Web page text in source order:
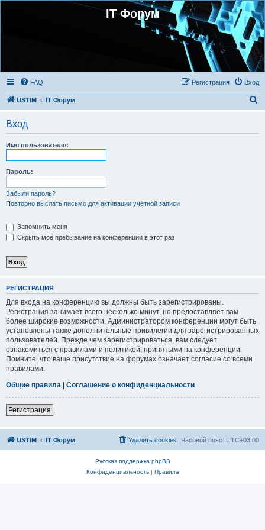
IT Форум
FAQ Вход
Регистрация
USTIM IT Форум
Вход
Имя пользователя:
Пароль:
Забыли пароль?
Повторно выслать письмо для активации учётной записи
Запомнить меня
Скрыть моё пребывание на конференции в этот раз
РЕГИСТРАЦИЯ
Для входа на конференцию вы должны быть зарегистрированы.
Регистрация занимает всего несколько минут, но предоставляет вам
более широкие возможности. Администратором конференции могут быть
установлены также дополнительные привилегии для зарегистрированных
пользователей. Прежде чем зарегистрироваться, вам следует
ознакомиться с правилами и политикой, принятыми на конференции.
Помните, что ваше присутствие на форумах означает согласие со всеми
правилами.
Общие правила | Соглашение о конфиденциальности
Регистрация
USTIM IT Форум Часовой пояс: UTC+03:00
Удалить cookies
Русская поддержка phpBB
Конфиденциальность| Правила